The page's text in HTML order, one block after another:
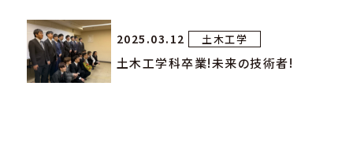
2025.03.12 土木工学
土木工学科卒業!未来の技術者!